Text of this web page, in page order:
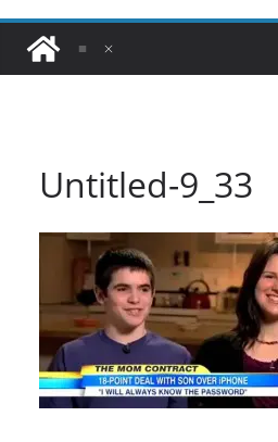
Untitled-9_33